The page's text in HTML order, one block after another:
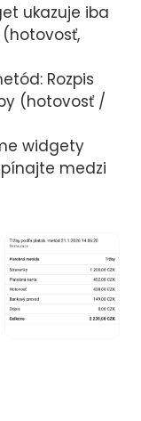
ukazuje iba
Rozpis
(hotovosť /
widgety
medzi